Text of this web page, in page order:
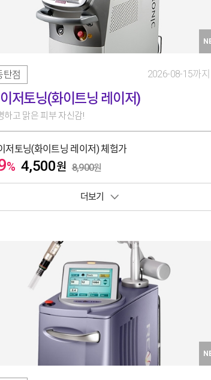
탄점 2026-08-15까지
저토닝(화이트닝 레이저)
하고 맑은 피부 자신감!
저토닝(화이트닝 레이저) 체험가
% 4,500원 8,900원
보기 토글